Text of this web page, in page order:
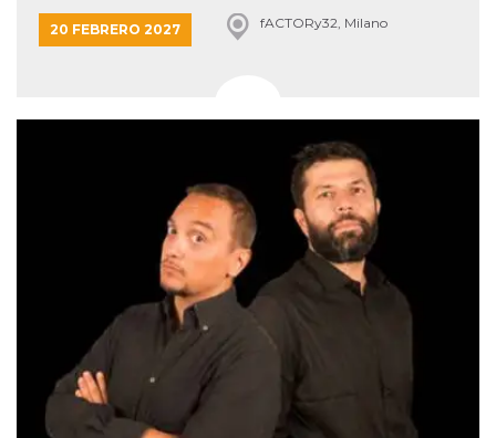
20 FEBRERO 2027 fACTORy32, Milano